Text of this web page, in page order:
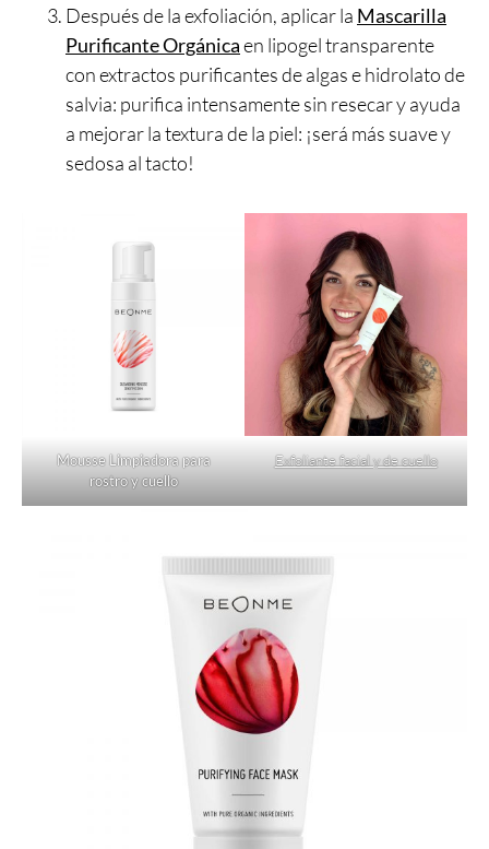
Después de la exfoliación, aplicar la Mascarilla
Purificante Orgánicaen lipogel transparente
con extractos purificantes de algas e hidrolato de
salvia: purifica intensamente sin resecar y ayuda
a mejorar la textura de la piel: ¡será más suave y
sedosa al tacto!
Mousse Limpiadora para
rostro y cuello
Exfoliante facial y de cuello